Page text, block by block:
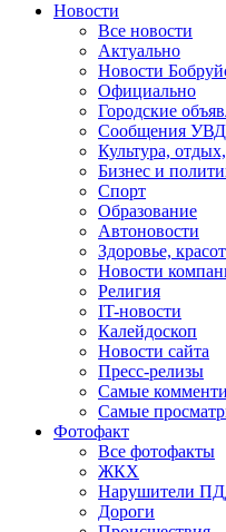
Новости
Все новости
Актуально
Новости
Официально
Городские
Сообщения
Культура,
Бизнес и
Спорт
Образование
Автоновости
Здоровье,
Новости
Религия
IT-новости
Калейдоскоп
Новости сайта
Пресс-релизы
Самые
Самые
Фотофакт
Все фотофакты
ЖКХ
Нарушители
Дороги